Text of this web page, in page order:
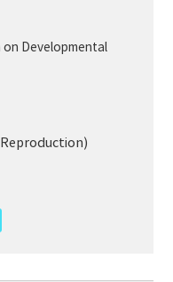
on Developmental